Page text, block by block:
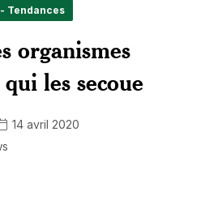
- Tendances
organismes
les secoue
14 avril 2020